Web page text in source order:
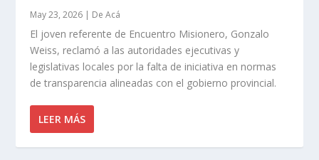
May 23, 2026 | De Acá
El joven referente de Encuentro Misionero, Gonzalo
Weiss, reclamó a las autoridades ejecutivas y
legislativas locales por la falta de iniciativa en normas
de transparencia alineadas con el gobierno provincial.
LEER MÁS